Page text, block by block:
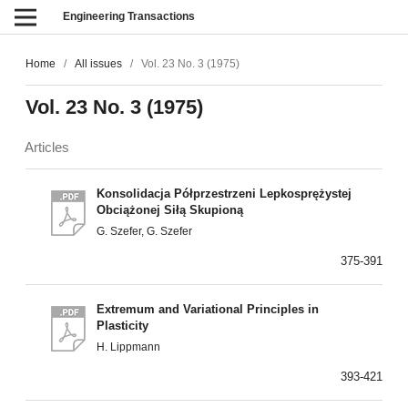
Engineering Transactions
Home / All issues / Vol. 23 No. 3 (1975)
Vol. 23 No. 3 (1975)
Articles
Konsolidacja Półprzestrzeni Lepkosprężystej
Obciążonej Siłą Skupioną
G. Szefer, G. Szefer
375-391
Extremum and Variational Principles in
Plasticity
H. Lippmann
393-421